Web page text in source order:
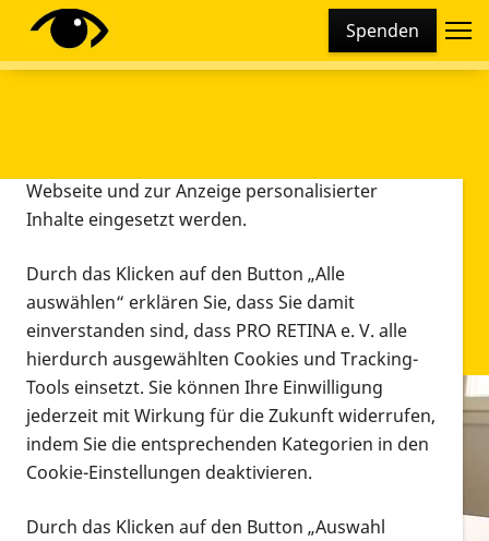
Spenden
Infomaterial
Infomaterial
Vorlesen
Diese Webseite setzt verschiedene Cookies und
Tracking-Tools ein. Dies beinhaltet Cookies und
Webseite und zur Anzeige personalisierter
Inhalte eingesetzt werden.
Durch das Klicken auf den Button „Alle
auswählen“ erklären Sie, dass Sie damit
einverstanden sind, dass PRO RETINA e. V. alle
hierdurch ausgewählten Cookies und Tracking-
Tools einsetzt. Sie können Ihre Einwilligung
jederzeit mit Wirkung für die Zukunft widerrufen,
indem Sie die entsprechenden Kategorien in den
Cookie-Einstellungen deaktivieren.
Durch das Klicken auf den Button „Auswahl